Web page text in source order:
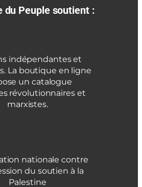
du Peuple soutient :
indépendantes et
La boutique en ligne
un catalogue
révolutionnaires et
marxistes.
nationale contre
du soutien à la
Palestine